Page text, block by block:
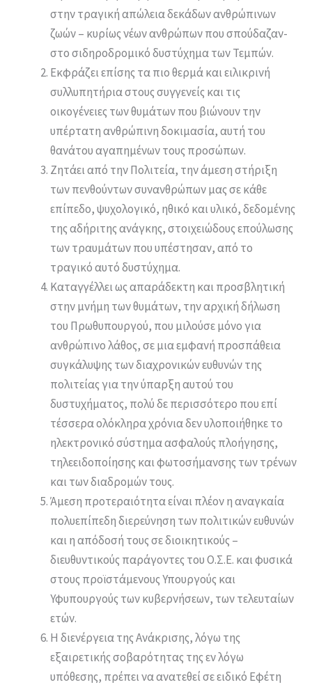
στην τραγική απώλεια δεκάδων ανθρώπινων
ζωών – κυρίως νέων ανθρώπων που σπούδαζαν-
στο σιδηροδρομικό δυστύχημα των Τεμπών.
Εκφράζει επίσης τα πιο θερμά και ειλικρινή
συλλυπητήρια στους συγγενείς και τις
οικογένειες των θυμάτων που βιώνουν την
υπέρτατη ανθρώπινη δοκιμασία, αυτή του
θανάτου αγαπημένων τους προσώπων.
Ζητάει από την Πολιτεία, την άμεση στήριξη
των πενθούντων συνανθρώπων μας σε κάθε
επίπεδο, ψυχολογικό, ηθικό και υλικό, δεδομένης
της αδήριτης ανάγκης, στοιχειώδους επούλωσης
των τραυμάτων που υπέστησαν, από το
τραγικό αυτό δυστύχημα.
Καταγγέλλει ως απαράδεκτη και προσβλητική
στην μνήμη των θυμάτων, την αρχική δήλωση
του Πρωθυπουργού, που μιλούσε μόνο για
ανθρώπινο λάθος, σε μια εμφανή προσπάθεια
συγκάλυψης των διαχρονικών ευθυνών της
πολιτείας για την ύπαρξη αυτού του
δυστυχήματος, πολύ δε περισσότερο που επί
τέσσερα ολόκληρα χρόνια δεν υλοποιήθηκε το
ηλεκτρονικό σύστημα ασφαλούς πλοήγησης,
τηλεειδοποίησης και φωτοσήμανσης των τρένων
και των διαδρομών τους.
Άμεση προτεραιότητα είναι πλέον η αναγκαία
πολυεπίπεδη διερεύνηση των πολιτικών ευθυνών
και η απόδοσή τους σε διοικητικούς –
διευθυντικούς παράγοντες του Ο.Σ.Ε. και φυσικά
στους προϊστάμενους Υπουργούς και
Υφυπουργούς των κυβερνήσεων, των τελευταίων
ετών.
Η διενέργεια της Ανάκρισης, λόγω της
εξαιρετικής σοβαρότητας της εν λόγω
υπόθεσης, πρέπει να ανατεθεί σε ειδικό Εφέτη